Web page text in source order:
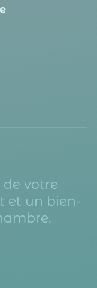
de votre
et un bien-